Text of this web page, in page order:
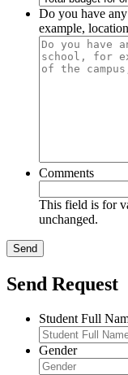
Do you have
example,
Comments
This field is for
unchanged.
Send Request
Student Full
Gender